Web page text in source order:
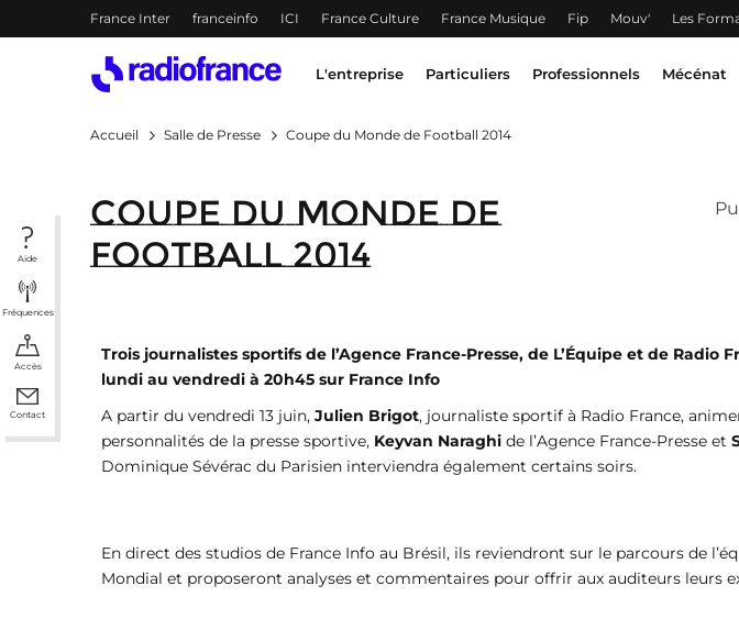
Accès direct :
Menu principal
France Inter franceinfo ICI France Culture France Musique Fip Mouv' Les
Menu principal
L'entreprise Particuliers Professionnels Mécénat
Aide
Fréquences
Accès
Contact
Accueil Salle de Presse Coupe du Monde de Football 2014
Coupe du Monde de
Football 2014
Trois journalistes sportifs de l’Agence France-Presse, de L’Équipe et de Radio
lundi au vendredi à 20h45 sur France Info
A partir du vendredi 13 juin, Julien Brigot, journaliste sportif à Radio France,
personnalités de la presse sportive, Keyvan Naraghi de l’Agence France-Presse et
Dominique Sévérac du Parisien interviendra également certains soirs.
En direct des studios de France Info au Brésil, ils reviendront sur le parcours de
Mondial et proposeront analyses et commentaires pour offrir aux auditeurs leurs